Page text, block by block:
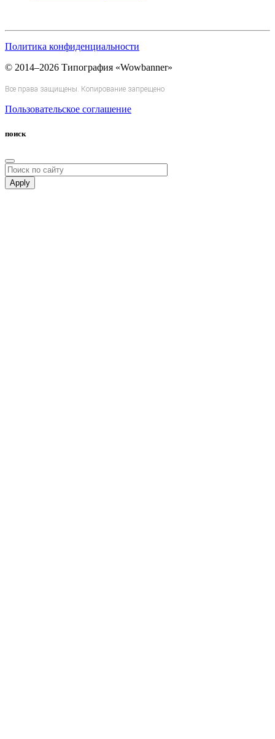
Политика конфиденциальности
© 2014–2026 Типография «Wowbanner»
Все права защищены. Копирование запрещено
Пользовательское соглашение
поиск